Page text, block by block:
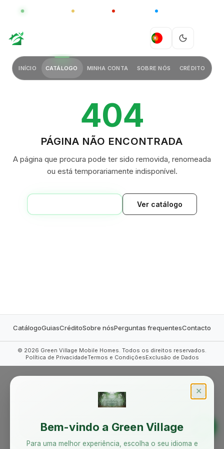
GLOBAL CHINA
PT
INÍCIO CATÁLOGO MINHA CONTA SOBRE NÓS CRÉDITO
404
PÁGINA NÃO ENCONTRADA
A página que procura pode ter sido removida, renomeada
ou está temporariamente indisponível.
Ver catálogo
CatálogoGuiasCréditoSobre nósPerguntas frequentesContacto
© 2026 Green Village Mobile Homes. Todos os direitos reservados.
Política de PrivacidadeTermos e CondiçõesExclusão de Dados
✕
Bem-vindo a Green Village
Para uma melhor experiência, escolha o seu idioma e